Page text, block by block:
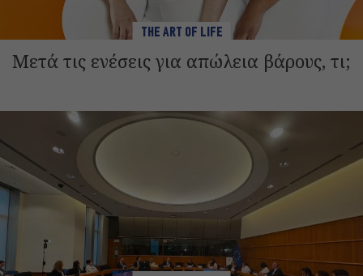
THE ART OF LIFE
Μετά τις ενέσεις για απώλεια βάρους, τι;